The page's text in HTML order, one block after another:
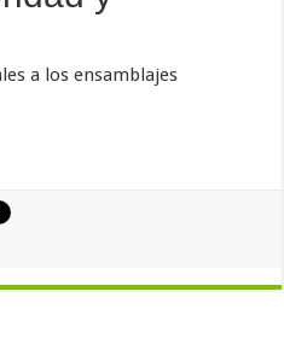
a los ensamblajes